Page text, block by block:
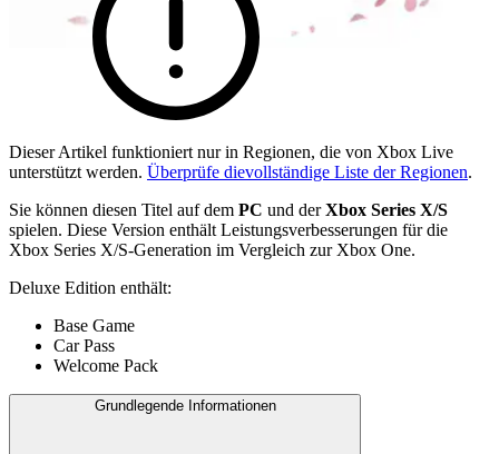
Dieser Artikel funktioniert nur in Regionen, die von Xbox Live
unterstützt werden. Überprüfe dievollständige Liste der Regionen.
Sie können diesen Titel auf dem PC und derXbox Series X/S
spielen. Diese Version enthält Leistungsverbesserungen für die
Xbox Series X/S-Generation im Vergleich zur Xbox One.
Deluxe Edition enthält:
Base Game
Car Pass
Welcome Pack
Grundlegende Informationen